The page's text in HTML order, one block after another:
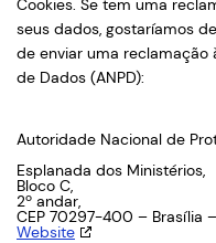
Cookies. Se tem uma
seus dados, gostaríamos
de enviar uma reclamação
de Dados (ANPD):
Autoridade Nacional de
Esplanada dos Ministérios,
Bloco C,
2º andar,
CEP 70297-400 – Brasília –
Website